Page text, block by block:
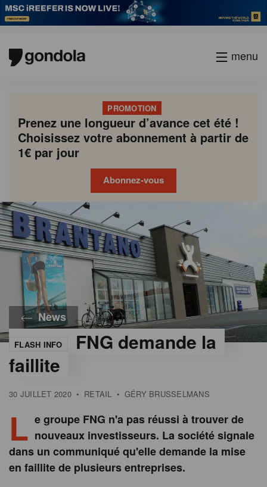
menu
PROMOTION
Prenez une longueur d’avance cet été !
Choisissez votre abonnement à partir de
1€ par jour
Abonnez-vous
News
FLASH INFO
FNG demande la
faillite
30 JUILLET 2020 • RETAIL • GÉRY BRUSSELMANS
L e groupe FNG n'a pas réussi à trouver de
nouveaux investisseurs. La société signale
dans un communiqué qu'elle demande la mise
en faillite de plusieurs entreprises.
Gondola
academy
Gondola
society